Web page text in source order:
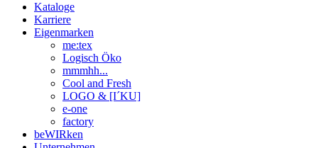
Kataloge
Karriere
Eigenmarken
me:tex
Logisch Öko
mmmhh...
Cool and Fresh
LOGO & [I´KU]
e-one
factory
beWIRken